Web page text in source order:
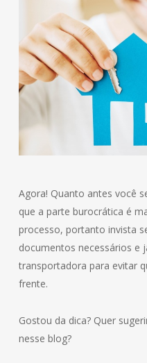
Agora! Quanto antes você
que a parte burocrática é
processo, portanto invista
documentos necessários e
transportadora para evitar
frente.
Gostou da dica? Quer
nesse blog?